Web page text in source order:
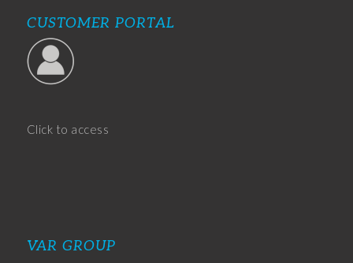
CUSTOMER PORTAL
Click to access
VAR GROUP